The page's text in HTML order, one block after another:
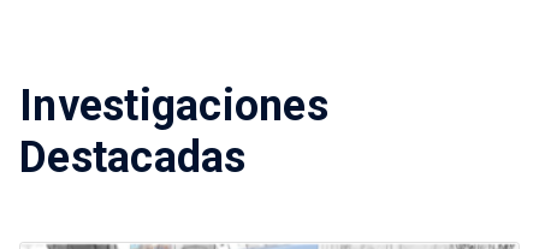
Investigaciones
Destacadas